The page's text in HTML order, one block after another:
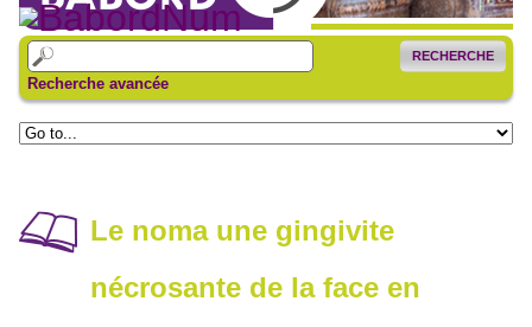
RECHERCHE
Recherche avancée
Le noma une gingivite
nécrosante de la face en